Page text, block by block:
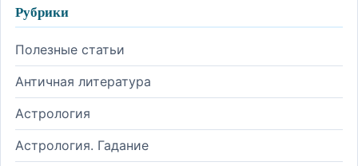
Рубрики
Полезные статьи
Античная литература
Астрология
Астрология. Гадание